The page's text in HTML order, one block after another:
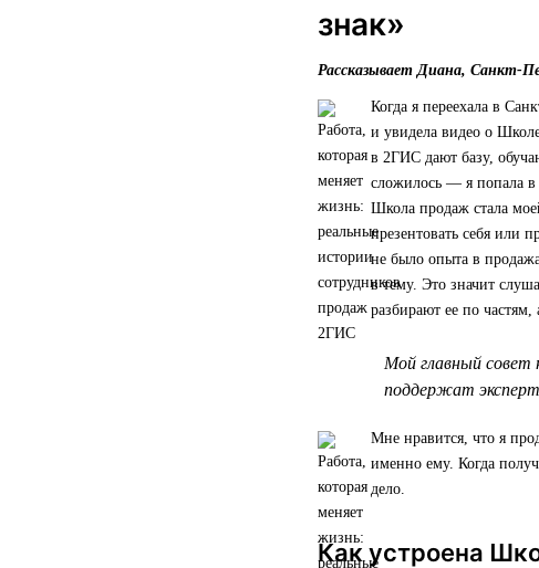
знак»
Рассказывает Диана, Санкт-
Когда я переехала в
и увидела видео о
в 2ГИС дают базу,
сложилось — я попала в
Школа продаж стала
презентовать себя или
не было опыта в
в тему. Это значит
разбирают ее по
Мой главный
поддержат
Мне нравится, что я
именно ему. Когда
дело.
Как устроена